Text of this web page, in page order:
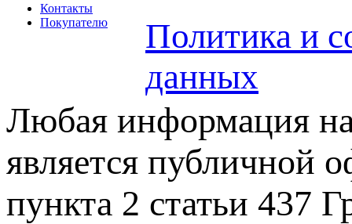
Контакты
Покупателю
Политика и
данных
Любая информация на
является публичной
пункта 2 статьи 437